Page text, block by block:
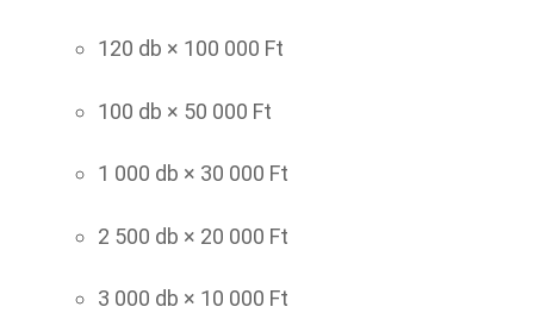
120 db × 100 000 Ft
100 db × 50 000 Ft
1 000 db × 30 000 Ft
2 500 db × 20 000 Ft
3 000 db × 10 000 Ft